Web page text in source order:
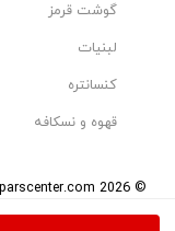
گوشت قرمز
لبنیات
کنسانتره
قهوه و نسکافه